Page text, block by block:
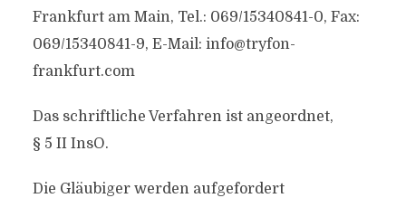
Frankfurt am Main, Tel.: 069/15340841-0, Fax:
069/15340841-9, E-Mail: info@tryfon-
frankfurt.com
Das schriftliche Verfahren ist angeordnet,
§ 5 II InsO.
Die Gläubiger werden aufgefordert